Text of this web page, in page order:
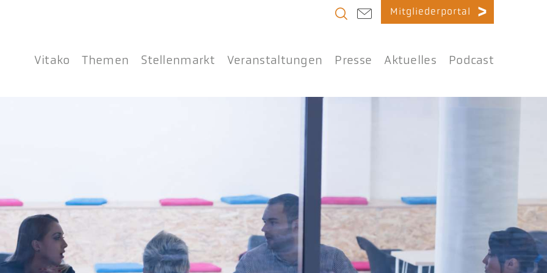
Mitgliederportal
Vitako Themen Stellenmarkt Veranstaltungen Presse Aktuelles Podcast